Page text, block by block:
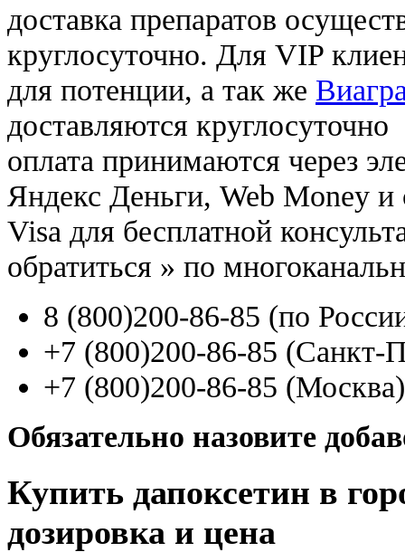
доставка препаратов
круглосуточно. Для VIP
для потенции, а так же
доставляются круглосуточно
оплата принимаются через
Яндекс Деньги, Web Money и
Visa для бесплатной
обратиться » по
8 (800)200-86-85 (по
+7 (800)200-86-85 (Санкт-
+7 (800)200-86-85 (Москва)
Обязательно назовите
Купить дапоксетин в
дозировка и цена